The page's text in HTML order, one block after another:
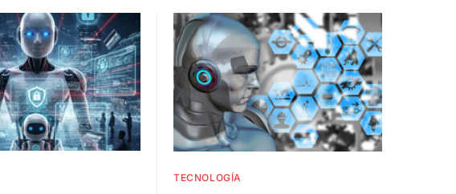
TECNOLOGÍA